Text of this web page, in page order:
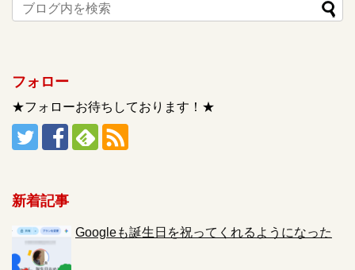
フォロー
★フォローお待ちしております！★
新着記事
Googleも誕生日を祝ってくれるようになった